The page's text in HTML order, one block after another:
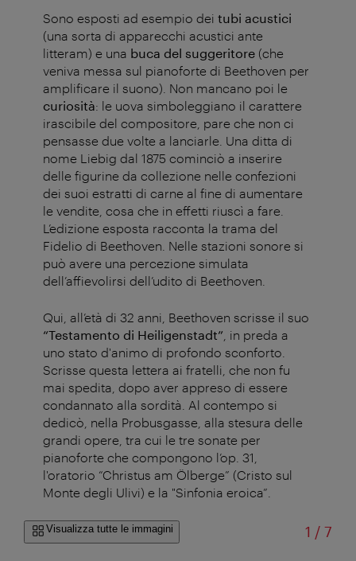
Sono esposti ad esempio dei tubi acustici
(una sorta di apparecchi acustici ante
litteram) e una buca del suggeritore (che
veniva messa sul pianoforte di Beethoven per
amplificare il suono). Non mancano poi le
curiosità: le uova simboleggiano il carattere
irascibile del compositore, pare che non ci
pensasse due volte a lanciarle. Una ditta di
nome Liebig dal 1875 cominciò a inserire
delle figurine da collezione nelle confezioni
dei suoi estratti di carne al fine di aumentare
le vendite, cosa che in effetti riuscì a fare.
L’edizione esposta racconta la trama del
Fidelio di Beethoven. Nelle stazioni sonore si
può avere una percezione simulata
dell’affievolirsi dell’udito di Beethoven.
Qui, all’età di 32 anni, Beethoven scrisse il suo
“Testamento di Heiligenstadt” , in preda a
uno stato d'animo di profondo sconforto.
Scrisse questa lettera ai fratelli, che non fu
mai spedita, dopo aver appreso di essere
condannato alla sordità. Al contempo si
dedicò, nella Probusgasse, alla stesura delle
grandi opere, tra cui le tre sonate per
pianoforte che compongono l’op. 31,
l'oratorio “Christus am Ölberge” (Cristo sul
Monte degli Ulivi) e la "Sinfonia eroica”.
Visualizza tutte le immagini 1 /di
7